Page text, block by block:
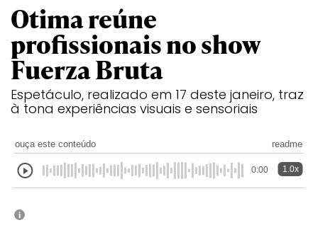
Otima reúne
profissionais no show
Fuerza Bruta
Espetáculo, realizado em 17 deste janeiro, traz
à tona experiências visuais e sensoriais
ouça este conteúdo readme
0:00 1.0x
i